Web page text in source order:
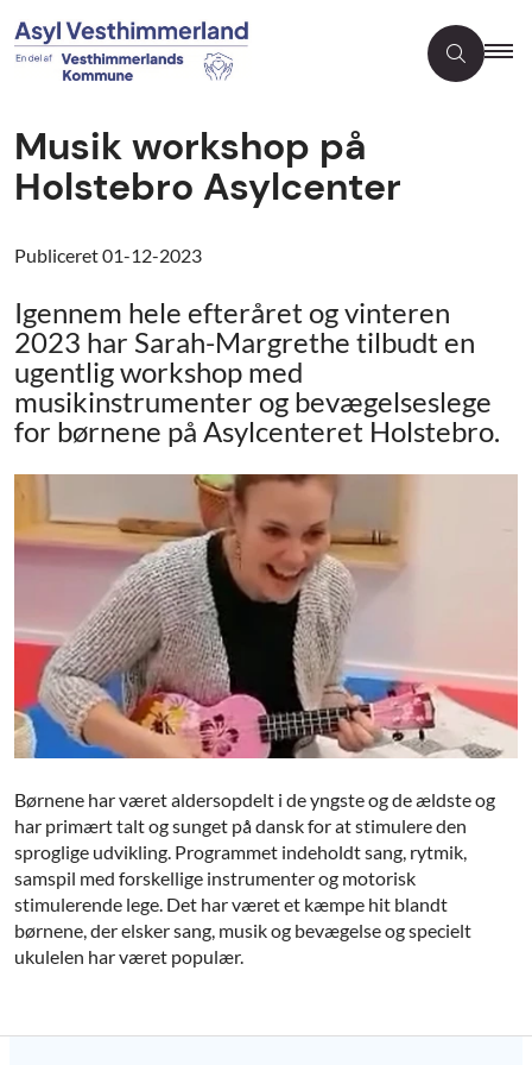
Musik workshop på
Holstebro Asylcenter
Publiceret01-12-2023
Igennem hele efteråret og vinteren
2023 har Sarah-Margrethe tilbudt en
ugentlig workshop med
musikinstrumenter og bevægelseslege
for børnene på Asylcenteret Holstebro.
Børnene har været aldersopdelt i de yngste og de ældste og
har primært talt og sunget på dansk for at stimulere den
sproglige udvikling. Programmet indeholdt sang, rytmik,
samspil med forskellige instrumenter og motorisk
stimulerende lege. Det har været et kæmpe hit blandt
børnene, der elsker sang, musik og bevægelse og specielt
ukulelen har været populær.